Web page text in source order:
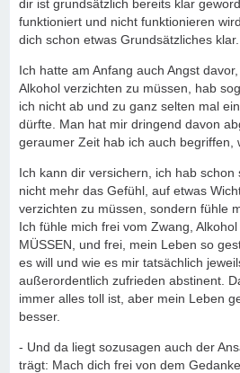
dir ist grundsätzlich bereits klar
funktioniert und nicht funktionieren
dich schon etwas Grundsätzliches klar.
Ich hatte am Anfang auch Angst
Alkohol verzichten zu müssen, hab
ich nicht ab und zu ganz selten mal
dürfte. Man hat mir dringend davon
geraumer Zeit hab ich auch begriffen,
Ich kann dir versichern, ich hab
nicht mehr das Gefühl, auf etwas
verzichten zu müssen, sondern fühle
Ich fühle mich frei vom Zwang,
MÜSSEN, und frei, mein Leben so
es will und wie es mir tatsächlich
außerordentlich zufrieden abstinent.
immer alles toll ist, aber mein Leben
besser.
- Und da liegt sozusagen auch der
trägt: Mach dich frei von dem